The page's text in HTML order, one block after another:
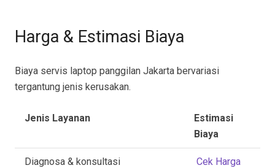
Harga & Estimasi Biaya
Biaya servis laptop panggilan Jakarta bervariasi
tergantung jenis kerusakan.
Jenis Layanan
Estimasi
Biaya
Diagnosa & konsultasi Cek Harga